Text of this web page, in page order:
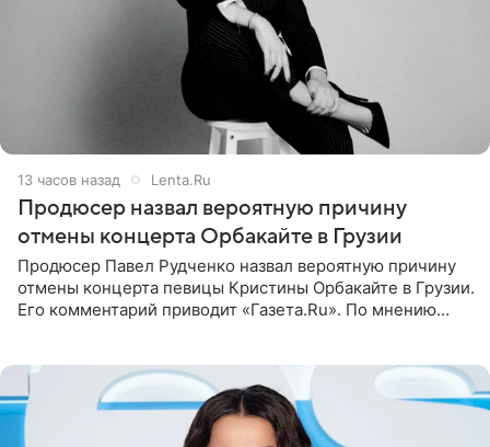
13 часов назад Lenta.Ru
Продюсер назвал вероятную причину
отмены концерта Орбакайте в Грузии
Продюсер Павел Рудченко назвал вероятную причину
отмены концерта певицы Кристины Орбакайте в Грузии.
Его комментарий приводит «Газета.Ru». По мнению